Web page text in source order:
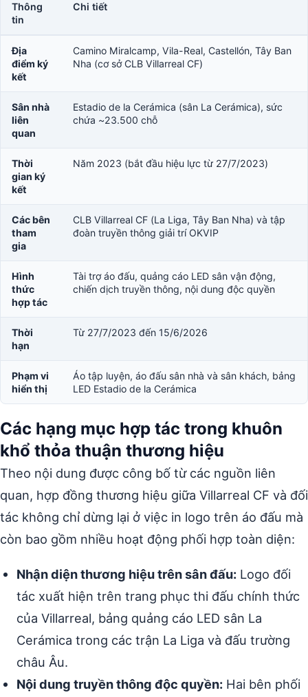
Thông
tin
Chi tiết
Địa
điểm ký
kết
Camino Miralcamp, Vila-Real, Castellón, Tây Ban
Nha (cơ sở CLB Villarreal CF)
Sân nhà
liên
quan
Estadio de la Cerámica (sân La Cerámica), sức
chứa ~23.500 chỗ
Thời
gian ký
kết
Năm 2023 (bắt đầu hiệu lực từ 27/7/2023)
Các bên
tham
gia
CLB Villarreal CF (La Liga, Tây Ban Nha) và tập
đoàn truyền thông giải trí OKVIP
Hình
thức
hợp tác
Tài trợ áo đấu, quảng cáo LED sân vận động,
chiến dịch truyền thông, nội dung độc quyền
Thời
hạn
Từ 27/7/2023 đến 15/6/2026
Phạm vi
hiển thị
Áo tập luyện, áo đấu sân nhà và sân khách, bảng
LED Estadio de la Cerámica
Các hạng mục hợp tác trong khuôn
khổ thỏa thuận thương hiệu
Theo nội dung được công bố từ các nguồn liên
quan, hợp đồng thương hiệu giữa Villarreal CF và đối
tác không chỉ dừng lại ở việc in logo trên áo đấu mà
còn bao gồm nhiều hoạt động phối hợp toàn diện:
Nhận diện thương hiệu trên sân đấu: Logo đối
tác xuất hiện trên trang phục thi đấu chính thức
của Villarreal, bảng quảng cáo LED sân La
Cerámica trong các trận La Liga và đấu trường
châu Âu.
Nội dung truyền thông độc quyền: Hai bên phối